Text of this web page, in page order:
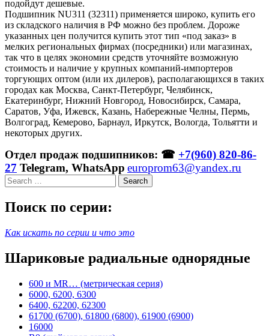
подойдут дешевые.
Подшипник NU311 (32311) применяется широко, купить его
из складского наличия в РФ можно без проблем. Дороже
указанных цен получится купить этот тип «под заказ» в
мелких региональных фирмах (посредники) или магазинах,
так что в целях экономии средств уточняйте возможную
стоимость и наличие у крупных компаний-импортеров
торгующих оптом (или их дилеров), располагающихся в таких
городах как Москва, Санкт-Петербург, Челябинск,
Екатеринбург, Нижний Новгород, Новосибирск, Самара,
Саратов, Уфа, Ижевск, Казань, Набережные Челны, Пермь,
Волгоград, Кемерово, Барнаул, Иркутск, Вологда, Тольятти и
некоторых других.
Отдел продаж подшипников: ☎ +7(960) 820-86-
27 Telegram, WhatsApp europrom63@yandex.ru
Search
Поиск по серии:
Как искать по серии и что это
Шариковые радиальные однорядные
600 и MR… (метрическая серия)
6000, 6200, 6300
6400, 62200, 62300
61700 (6700), 61800 (6800), 61900 (6900)
16000